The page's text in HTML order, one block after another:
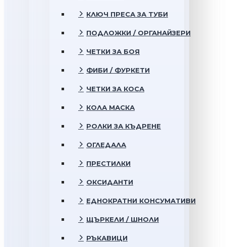
КЛЮЧ ПРЕСА ЗА ТУБИ
ПОДЛОЖКИ / ОРГАНАЙЗЕРИ
ЧЕТКИ ЗА БОЯ
ФИБИ / ФУРКЕТИ
ЧЕТКИ ЗА КОСА
КОЛА МАСКА
РОЛКИ ЗА КЪДРЕНЕ
ОГЛЕДАЛА
ПРЕСТИЛКИ
ОКСИДАНТИ
ЕДНОКРАТНИ КОНСУМАТИВИ
ЩЪРКЕЛИ / ШНОЛИ
РЪКАВИЦИ